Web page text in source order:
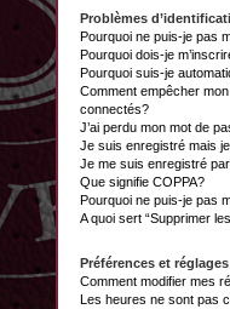
Problèmes
Pourquoi ne puis-je pas
Pourquoi dois-je
Pourquoi suis-je
Comment empêcher
connectés?
J’ai perdu mon mot de
Je suis enregistré mais
Je me suis enregistré
Que signifie COPPA?
Pourquoi ne puis-je pas
A quoi sert “Supprimer
Préférences et
Comment modifier mes
Les heures ne sont pas